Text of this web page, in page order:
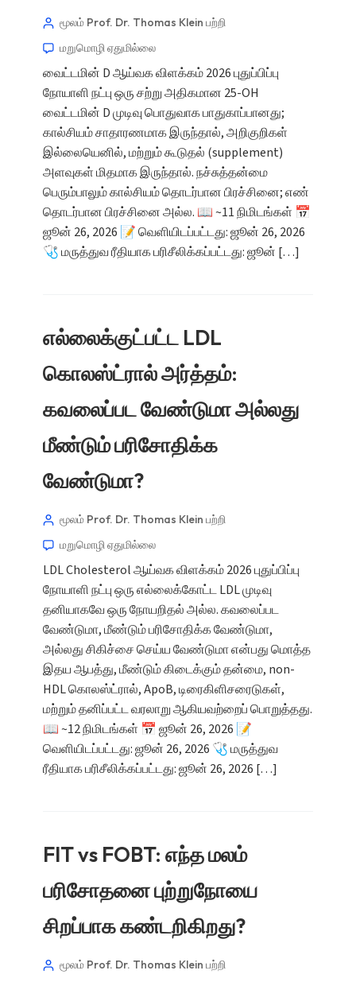
மூலம் Prof. Dr. Thomas Klein பற்றி
மறுமொழி ஏதுமில்லை
வைட்டமின் D ஆய்வக விளக்கம் 2026 புதுப்பிப்பு
நோயாளி நட்பு ஒரு சற்று அதிகமான 25-OH
வைட்டமின் D முடிவு பொதுவாக பாதுகாப்பானது;
கால்சியம் சாதாரணமாக இருந்தால், அறிகுறிகள்
இல்லையெனில், மற்றும் கூடுதல் (supplement)
அளவுகள் மிதமாக இருந்தால். நச்சுத்தன்மை
பெரும்பாலும் கால்சியம் தொடர்பான பிரச்சினை; எண்
தொடர்பான பிரச்சினை அல்ல. 📖 ~11 நிமிடங்கள் 📅
ஜூன் 26, 2026 📝 வெளியிடப்பட்டது: ஜூன் 26, 2026
🩺 மருத்துவ ரீதியாக பரிசீலிக்கப்பட்டது: ஜூன் […]
எல்லைக்குட்பட்ட LDL
கொலஸ்ட்ரால் அர்த்தம்:
கவலைப்பட வேண்டுமா அல்லது
மீண்டும் பரிசோதிக்க
வேண்டுமா?
மூலம் Prof. Dr. Thomas Klein பற்றி
மறுமொழி ஏதுமில்லை
LDL Cholesterol ஆய்வக விளக்கம் 2026 புதுப்பிப்பு
நோயாளி நட்பு ஒரு எல்லைக்கோட்ட LDL முடிவு
தனியாகவே ஒரு நோயறிதல் அல்ல. கவலைப்பட
வேண்டுமா, மீண்டும் பரிசோதிக்க வேண்டுமா,
அல்லது சிகிச்சை செய்ய வேண்டுமா என்பது மொத்த
இதய ஆபத்து, மீண்டும் கிடைக்கும் தன்மை, non-
HDL கொலஸ்ட்ரால், ApoB, டிரைகிளிசரைடுகள்,
மற்றும் தனிப்பட்ட வரலாறு ஆகியவற்றைப் பொறுத்தது.
📖 ~12 நிமிடங்கள் 📅 ஜூன் 26, 2026 📝
வெளியிடப்பட்டது: ஜூன் 26, 2026 🩺 மருத்துவ
ரீதியாக பரிசீலிக்கப்பட்டது: ஜூன் 26, 2026 […]
FIT vs FOBT: எந்த மலம்
பரிசோதனை புற்றுநோயை
சிறப்பாக கண்டறிகிறது?
மூலம் Prof. Dr. Thomas Klein பற்றி